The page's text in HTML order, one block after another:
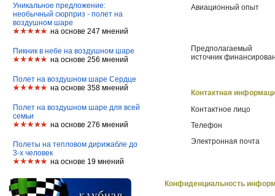
Уникальное предложение:
необычный сюрприз - полет на
воздушном шаре
на основе 247 мнений
Пикник в небе на воздушном шаре
на основе 256 мнений
Полет на воздушном шаре Сердце
на основе 358 мнений
Полет на воздушном шаре для всей
семьи
на основе 276 мнений
Полеты на тепловом дирижабле до
3-х человек
на основе 19 мнений
Авиационный опыт
Предполагаемый
источник
Контактная
Контактное лицо
Телефон
Электронная почта
Конфиденциальность